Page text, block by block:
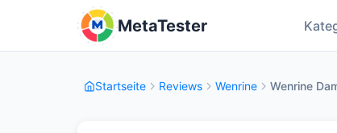
MetaTester
Startseite Reviews Wenrine Wenrine